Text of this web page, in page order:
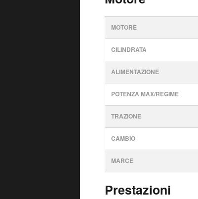
MOTORE
CILINDRATA
ALIMENTAZIONE
POTENZA MAX/REGIME
TRAZIONE
CAMBIO
MARCE
Prestazioni